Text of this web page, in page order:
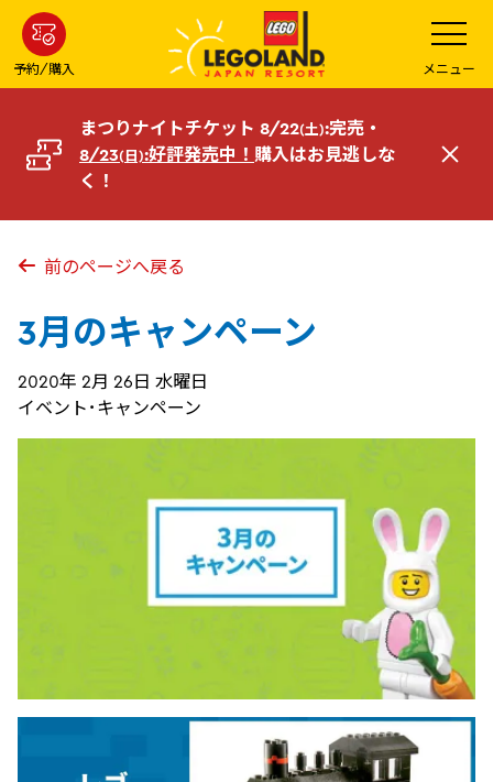
ン
コ
へ
予約/購入
メ
ニ
ュ
ー
を
開
メニュー
まつりナイトチケット 8/22(土):完売・
8/23(日):好評発売中！ 購入はお見逃しな
く！
閉
前のページへ戻る
3月のキャンペーン
2020年 2月 26日 水曜日
イベント･キャンペーン